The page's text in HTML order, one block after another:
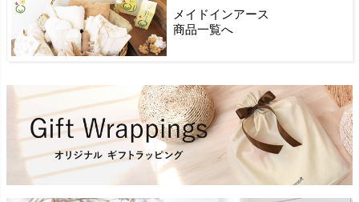
メイドインアース
商品一覧へ